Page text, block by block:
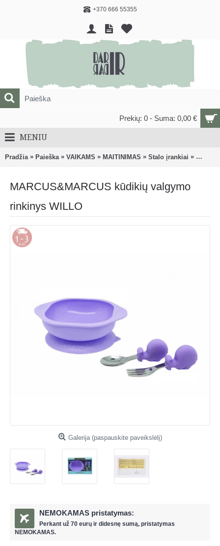
+370 666 55355
Prekių: 0 - Suma: 0,00 €
MENIU
Pradžia » Paieška » VAIKAMS » MAITINIMAS » Stalo įrankiai »
MARCUS&MARCUS kūdikių valgymo
rinkinys WILLO
Galerija (paspauskite paveikslėlį)
NEMOKAMAS pristatymas:
Perkant už 70 eurų ir didesnę sumą, pristatymas
NEMOKAMAS.